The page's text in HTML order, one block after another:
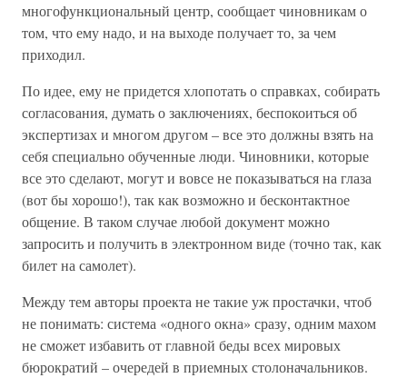
многофункциональный центр, сообщает чиновникам о
том, что ему надо, и на выходе получает то, за чем
приходил.
По идее, ему не придется хлопотать о справках, собирать
согласования, думать о заключениях, беспокоиться об
экспертизах и многом другом – все это должны взять на
себя специально обученные люди. Чиновники, которые
все это сделают, могут и вовсе не показываться на глаза
(вот бы хорошо!), так как возможно и бесконтактное
общение. В таком случае любой документ можно
запросить и получить в электронном виде (точно так, как
билет на самолет).
Между тем авторы проекта не такие уж простачки, чтоб
не понимать: система «одного окна» сразу, одним махом
не сможет избавить от главной беды всех мировых
бюрократий – очередей в приемных столоначальников.